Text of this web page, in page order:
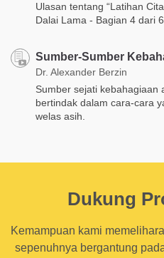
Ulasan tentang “Latihan
Dalai Lama - Bagian 4 dari 6
​Sumber-Sumber
Dr. Alexander Berzin
Sumber sejati kebahagiaan
bertindak dalam cara-cara
welas asih.
Dukung
Kemampuan kami
sepenuhnya bergantung